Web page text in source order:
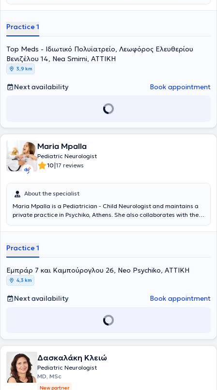
Practice 1
Top Meds - Ιδιωτικό Πολυϊατρείο, Λεωφόρος Ελευθερίου
Βενιζέλου 14, Nea Smirni, ΑΤΤΙΚΗ
3,9 km
Next availability Book appointment
Maria Mpalla
Pediatric Neurologist
10|17 reviews
About the specialist
Maria Mpalla is a Pediatrician - Child Neurologist and maintains a
private practice in Psychiko, Athens. She also collaborates with the
Scientific Associate in pediatric neurology at the First Pediatric
Athens at the Children's Hospital "Agia Sofia." Additionally, she has
served as a Pediatrician at the Aristotle Corinthian Educational
Institution. She possesses extensive experience in pediatric
dermatology, counseling and methods for proper breastfeeding,
child nutrition, developmental pediatrics, as well as pediatric
Practice 1
Εμπράρ 7 και Καμπούρογλου 26, Neo Psychiko, ΑΤΤΙΚΗ
4,3 km
Next availability Book appointment
Δασκαλάκη Κλειώ
Pediatric Neurologist
MD, MSc
New partner